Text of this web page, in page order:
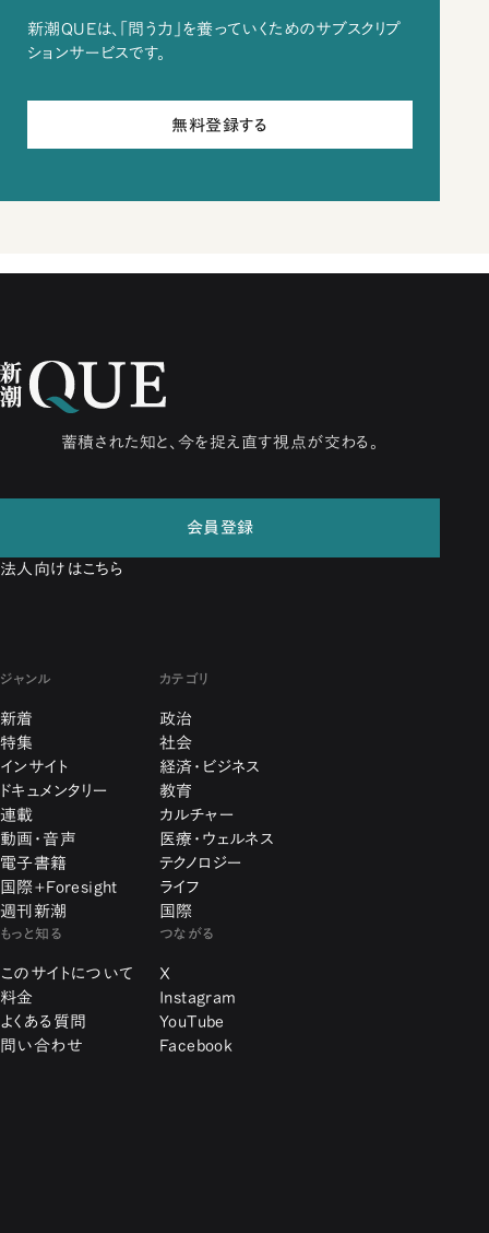
新潮QUEは、「問う力」を養っていくためのサブスクリプ
ションサービスです。
無料登録する
蓄積された知と、今を捉え直す視点が交わる。
会員登録
法人向けはこちら
ジャンル
新着
特集
インサイト
ドキュメンタリー
連載
動画・音声
電子書籍
国際+Foresight
週刊新潮
カテゴリ
政治
社会
経済・ビジネス
教育
カルチャー
医療・ウェルネス
テクノロジー
ライフ
国際
もっと知る
このサイトについて
料金
よくある質問
問い合わせ
つながる
X
Instagram
YouTube
Facebook